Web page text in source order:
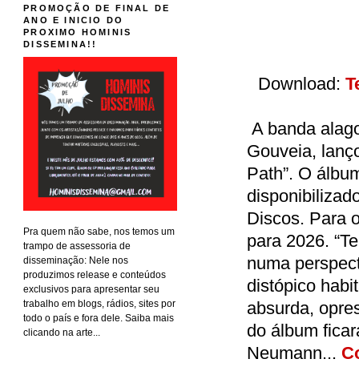
Download:
A banda
Gouveia,
Path”. O
Discos. Para
para 2026.
numa
distópico
absurda,
do álbum
Neumann...
PROMOÇÃO DE FINAL DE
ANO E INICIO DO
PROXIMO HOMINIS
DISSEMINA!!
Pra quem não sabe, nos temos um
trampo de assessoria de
disseminação: Nele nos
produzimos release e conteúdos
exclusivos para apresentar seu
trabalho em blogs, rádios, sites por
todo o país e fora dele. Saiba mais
clicando na arte...